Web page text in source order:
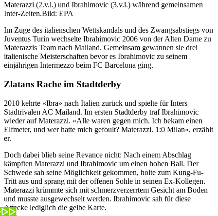
Materazzi (2.v.l.) und Ibrahimovic (3.v.l.) während gemeinsamen
Inter-Zeiten.Bild: EPA
Im Zuge des italienschen Wettskandals und des Zwangsabstiegs von
Juventus Turin wechselte Ibrahimovic 2006 von der Alten Dame zu
Materazzis Team nach Mailand. Gemeinsam gewannen sie drei
italienische Meisterschaften bevor es Ibrahimovic zu seinem
einjährigen Intermezzo beim FC Barcelona ging.
Zlatans Rache im Stadtderby
2010 kehrte «Ibra» nach Italien zurück und spielte für Inters
Stadtrivalen AC Mailand. Im ersten Stadtderby traf Ibrahimovic
wieder auf Materazzi. «Alle waren gegen mich. Ich bekam einen
Elfmeter, und wer hatte mich gefoult? Materazzi. 1:0 Milan», erzählt
er.
Doch dabei blieb seine Revance nicht: Nach einem Abschlag
kämpften Materazzi und Ibrahimovic um einen hohen Ball. Der
Schwede sah seine Möglichkeit gekommen, holte zum Kung-Fu-
Tritt aus und sprang mit der offenen Sohle in seinen Ex-Kollegen.
Materazzi krümmte sich mit schmerzverzerrtem Gesicht am Boden
und musste ausgewechselt werden. Ibrahimovic sah für diese
Attacke lediglich die gelbe Karte.